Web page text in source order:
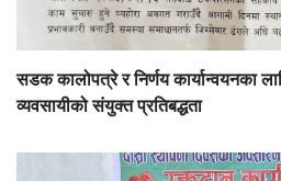
सडक कालोपत्रे र निर्णय कार्यान्वयनका
व्यवसायीको संयुक्त प्रतिबद्धता